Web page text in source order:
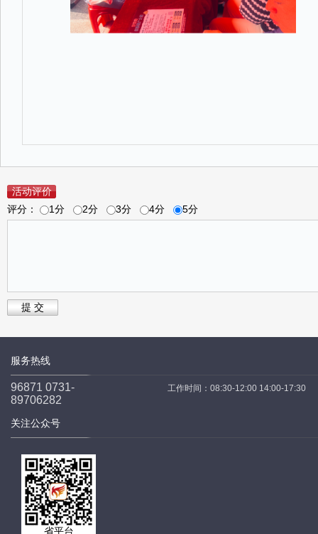
活动评价
评分：
1分 2分 3分 4分 5分
提 交
服务热线
96871 0731-
89706282
工作时间：08:30-12:00 14:00-17:30
关注公众号
省平台